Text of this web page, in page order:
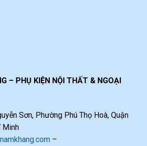
– PHỤ KIỆN NỘI THẤT & NGOẠI
Sơn, Phường Phú Thọ Hoà, Quận
Minh
–